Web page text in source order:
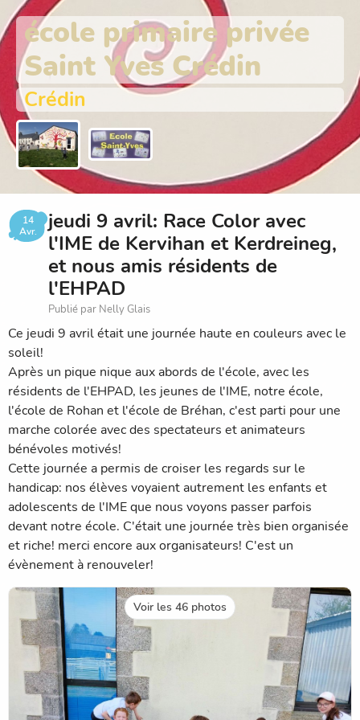
école primaire privée
Saint Yves Crédin
Crédin
14
Avr.
jeudi 9 avril: Race Color avec
l'IME de Kervihan et Kerdreineg,
et nous amis résidents de
l'EHPAD
Publié par Nelly Glais
Ce jeudi 9 avril était une journée haute en couleurs avec le
soleil!
Après un pique nique aux abords de l'école, avec les
résidents de l'EHPAD, les jeunes de l'IME, notre école,
l'école de Rohan et l'école de Bréhan, c'est parti pour une
marche colorée avec des spectateurs et animateurs
bénévoles motivés!
Cette journée a permis de croiser les regards sur le
handicap: nos élèves voyaient autrement les enfants et
adolescents de l'IME que nous voyons passer parfois
devant notre école. C'était une journée très bien organisée
et riche! merci encore aux organisateurs! C'est un
évènement à renouveler!
Voir les 46 photos